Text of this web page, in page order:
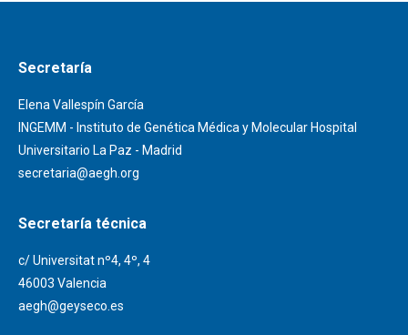
Secretaría
Elena Vallespín García
INGEMM - Instituto de Genética Médica y Molecular Hospital
Universitario La Paz - Madrid
secretaria@aegh.org
Secretaría técnica
c/ Universitat nº4, 4º, 4
46003 Valencia
aegh@geyseco.es